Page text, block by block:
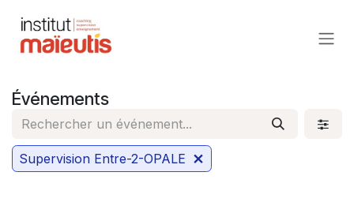
Événements
Supervision Entre-2-OPALE